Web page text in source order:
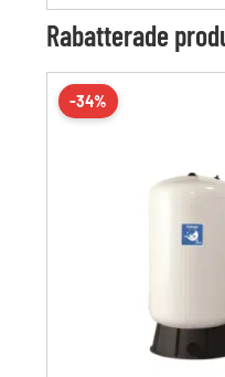
Rabatterade
-34%